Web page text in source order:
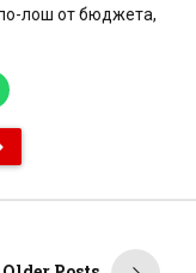
лош от бюджета,